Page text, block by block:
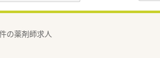
の薬剤師求人